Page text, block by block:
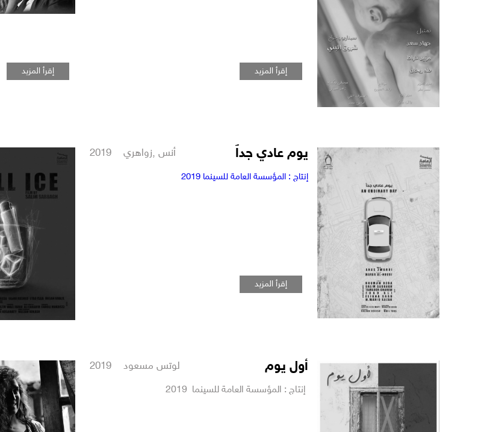
إقرأ المزيد إقرأ المزيد
يوم عادي جداً أنس ,زواهري 2019
إنتاج : المؤسسة العامة للسينما 2019
إقرأ المزيد
أول يوم لوتس مسعود 2019
إنتاج : المؤسسة العامة للسينما 2019